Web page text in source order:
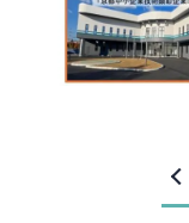
研究開発 R&D
Recruit